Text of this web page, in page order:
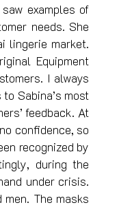
examples of
needs. She
lingerie market.
Equipment
I always
Sabina’s most
feedback. At
confidence, so
recognized by
during the
under crisis.
The masks